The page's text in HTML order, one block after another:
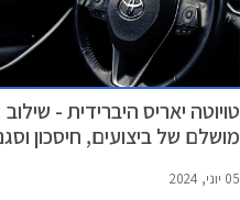
טויוטה יאריס היברידית - שילוב
מושלם של ביצועים, חיסכון
05 יוני, 2024